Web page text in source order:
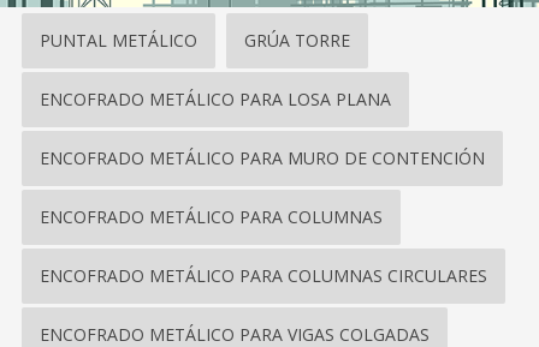
PUNTAL METÁLICO GRÚA TORRE
ENCOFRADO METÁLICO PARA LOSA PLANA
ENCOFRADO METÁLICO PARA MURO DE CONTENCIÓN
ENCOFRADO METÁLICO PARA COLUMNAS
ENCOFRADO METÁLICO PARA COLUMNAS CIRCULARES
ENCOFRADO METÁLICO PARA VIGAS COLGADAS